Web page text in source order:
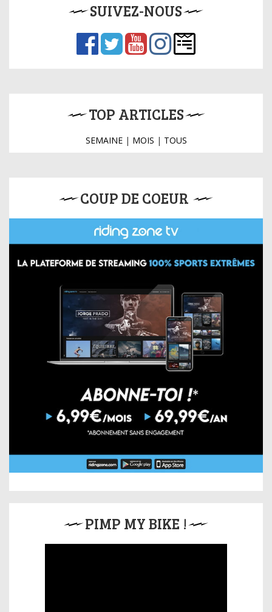
SUIVEZ-NOUS
TOP ARTICLES
SEMAINE| MOIS | TOUS
COUP DE COEUR
PIMP MY BIKE !